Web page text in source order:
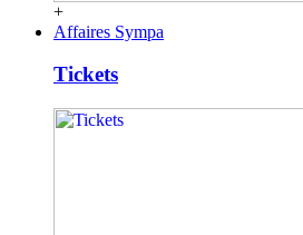
+
Affaires Sympa
Tickets